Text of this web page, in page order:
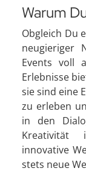
Warum
Obgleich Du
neugieriger
Events voll
Erlebnisse
sie sind eine
zu erleben
in den
Kreativität
innovative
stets neue